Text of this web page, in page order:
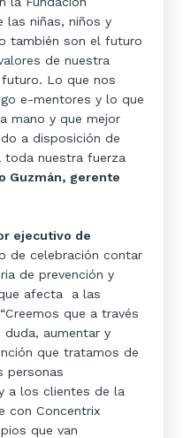
las niñas, niños y
también son el futuro
de nuestra
Lo que nos
e-mentores y lo que
mano y que mejor
a disposición de
toda nuestra fuerza
Guzmán, gerente
ejecutivo de
de celebración contar
de prevención y
afecta a las
que a través
aumentar y
que tratamos de
personas
a los clientes de la
con Concentrix
que van